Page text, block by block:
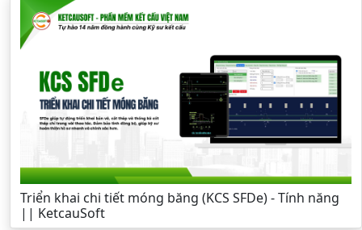
Triển khai chi tiết móng băng (KCS SFDe) - Tính năng
|| KetcauSoft